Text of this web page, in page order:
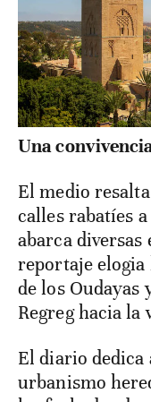
Una
El medio
calles rabatíes
abarca
reportaje elogia
de los Oudayas
Regreg hacia la
El diario dedica
urbanismo